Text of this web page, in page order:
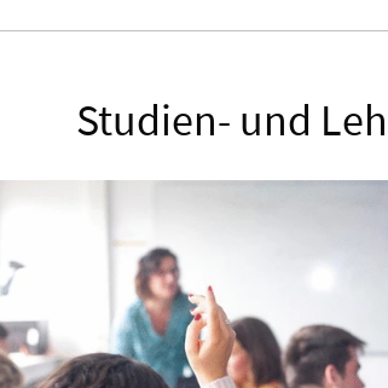
Studien- und